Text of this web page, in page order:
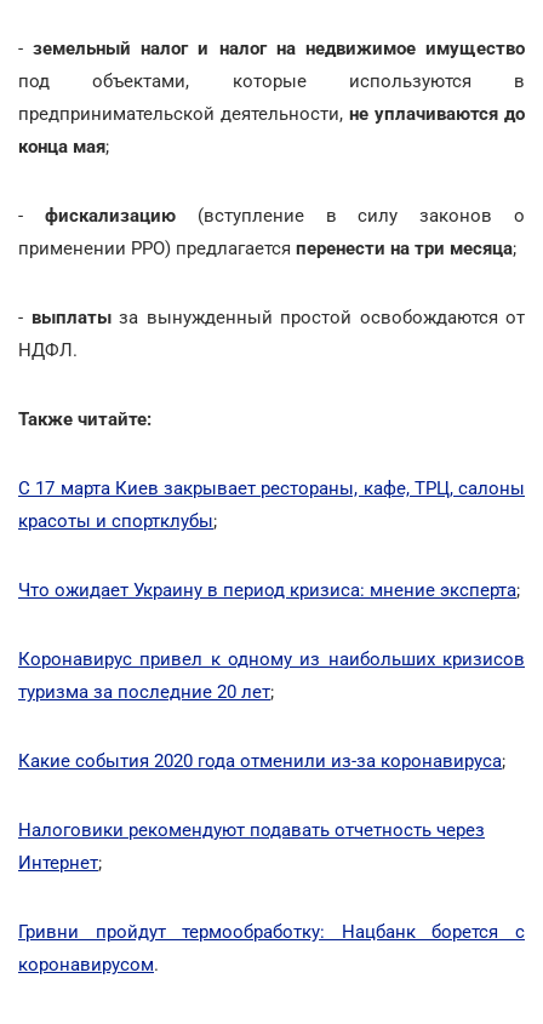
-земельный налог и налог на недвижимое имущество
под объектами, которые используются в
предпринимательской деятельности, не уплачиваются до
конца мая;
- фискализацию(вступление в силу законов о
применении РРО) предлагается перенести на три месяца;
- выплатыза вынужденный простой освобождаются от
НДФЛ.
Также читайте:
С 17 марта Киев закрывает рестораны, кафе, ТРЦ, салоны
красоты и спортклубы;
Что ожидает Украину в период кризиса: мнение эксперта;
Коронавирус привел к одному из наибольших кризисов
туризма за последние 20 лет;
Какие события 2020 года отменили из-за коронавируса;
Налоговики рекомендуют подавать отчетность через
Интернет;
Гривни пройдут термообработку: Нацбанк борется с
коронавирусом.